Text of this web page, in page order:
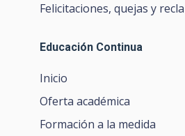
Felicitaciones, quejas y
Educación Continua
Inicio
Oferta académica
Formación a la medida